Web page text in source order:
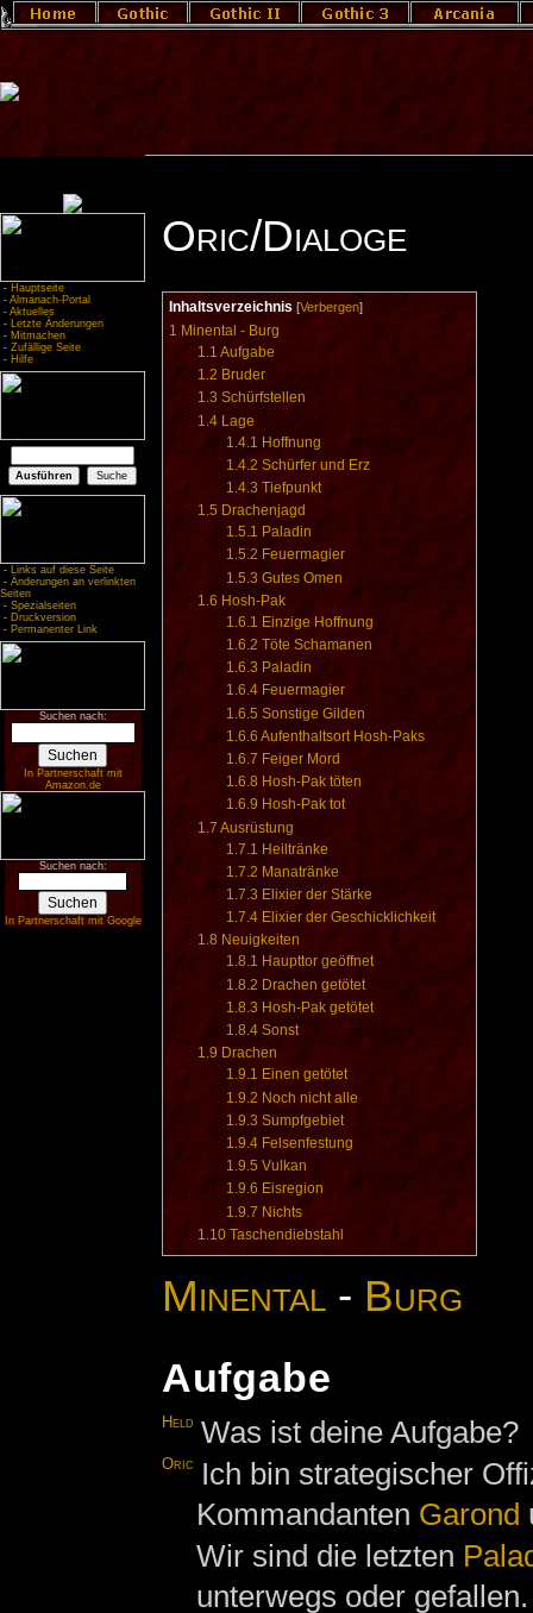
- Hauptseite
- Almanach-Portal
- Aktuelles
- Letzte Änderungen
- Mitmachen
- Zufällige Seite
- Hilfe
- Links auf diese Seite
- Änderungen an verlinkten
Seiten
- Spezialseiten
- Druckversion
- Permanenter Link
Suchen nach:
In Partnerschaft mit
Amazon.de
Suchen nach:
In Partnerschaft mit Google
Oric/Dialoge
Inhaltsverzeichnis [Verbergen]
1 Minental - Burg
1.1 Aufgabe
1.2 Bruder
1.3 Schürfstellen
1.4 Lage
1.4.1 Hoffnung
1.4.2 Schürfer und Erz
1.4.3 Tiefpunkt
1.5 Drachenjagd
1.5.1 Paladin
1.5.2 Feuermagier
1.5.3 Gutes Omen
1.6 Hosh-Pak
1.6.1 Einzige Hoffnung
1.6.2 Töte Schamanen
1.6.3 Paladin
1.6.4 Feuermagier
1.6.5 Sonstige Gilden
1.6.6 Aufenthaltsort Hosh-Paks
1.6.7 Feiger Mord
1.6.8 Hosh-Pak töten
1.6.9 Hosh-Pak tot
1.7 Ausrüstung
1.7.1 Heiltränke
1.7.2 Manatränke
1.7.3 Elixier der Stärke
1.7.4 Elixier der Geschicklichkeit
1.8 Neuigkeiten
1.8.1 Haupttor geöffnet
1.8.2 Drachen getötet
1.8.3 Hosh-Pak getötet
1.8.4 Sonst
1.9 Drachen
1.9.1 Einen getötet
1.9.2 Noch nicht alle
1.9.3 Sumpfgebiet
1.9.4 Felsenfestung
1.9.5 Vulkan
1.9.6 Eisregion
1.9.7 Nichts
1.10 Taschendiebstahl
Minental- Burg
Aufgabe
Held Was ist deine Aufgabe?
Oric
Ich bin strategischer
Kommandanten Garond
Wir sind die letzten
unterwegs oder gefallen.